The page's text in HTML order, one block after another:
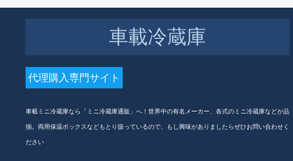
御中愛車精選イシュー冷蔵箱
便利式車載恒温箱電子小冷蔵
車載冷蔵庫
代理購入専門サイト
車載ミニ冷蔵庫なら「ミニ冷蔵庫通販」へ！世界中の有名メーカー、各式のミニ冷蔵庫などが品
揃。両用保温ボックスなどもとり扱っているので、もし興味がありましたらぜひお問い合わせく
ださい